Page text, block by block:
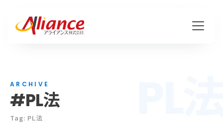
Mission・Vision・Value
会社概要
ARCHIVE
#PL法
Tag: PL法